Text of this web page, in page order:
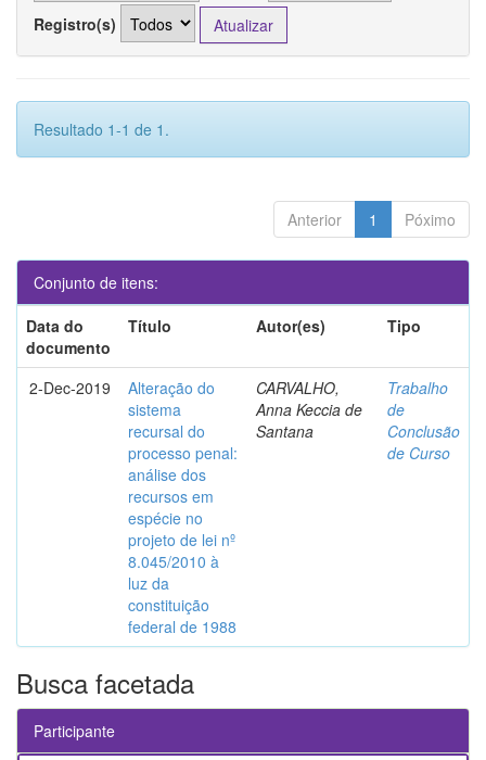
Registro(s)
Resultado 1-1 de 1.
Anterior 1 Póximo
Conjunto de itens:
Data do
documento
Título Autor(es) Tipo
2-Dec-2019
Alteração do
sistema
recursal do
processo penal:
análise dos
recursos em
espécie no
projeto de lei nº
8.045/2010 à
luz da
constituição
federal de 1988
CARVALHO,
Anna Keccia de
Santana
Trabalho
de
Conclusão
de Curso
Busca facetada
Participante